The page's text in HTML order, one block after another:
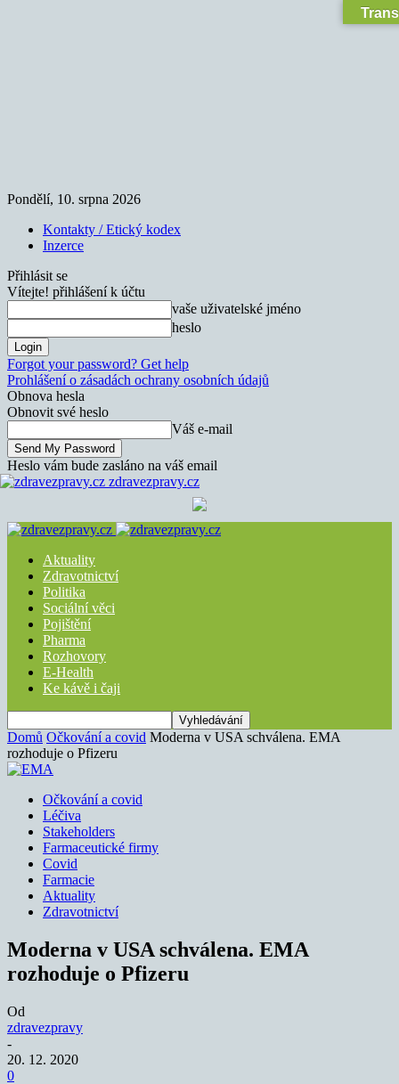
Pondělí, 10. srpna 2026
Kontakty / Etický kodex
Inzerce
Přihlásit se
Vítejte! přihlášení k účtu
vaše uživatelské jméno
heslo
Forgot your password? Get help
Prohlášení o zásadách ochrany osobních údajů
Obnova hesla
Obnovit své heslo
Váš e-mail
Heslo vám bude zasláno na váš email
zdravezpravy.cz
Aktuality
Zdravotnictví
Politika
Sociální věci
Pojištění
Pharma
Rozhovory
E-Health
Ke kávě i čaji
Domů Očkování a covid Moderna v USA schválena. EMA
rozhoduje o Pfizeru
Očkování a covid
Léčiva
Stakeholders
Farmaceutické firmy
Covid
Farmacie
Aktuality
Zdravotnictví
Moderna v USA schválena. EMA
rozhoduje o Pfizeru
Od
zdravezpravy
-
20. 12. 2020
0